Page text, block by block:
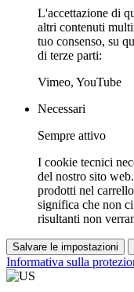
L'accettazione di
altri contenuti
tuo consenso, su
di terze parti:
Vimeo, YouTube
Necessari
Sempre attivo
I cookie tecnici
del nostro sito
prodotti nel
significa che non
risultanti non
Salvare le impostazioni
Informativa sulla